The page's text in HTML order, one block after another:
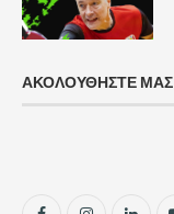
ΑΚΟΛΟΥΘΗΣΤΕ ΜΑΣ